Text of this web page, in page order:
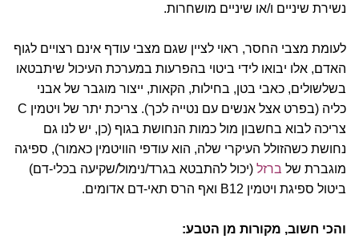
נשירת שיניים ו/או שיניים מושחרות.
לעומת מצבי החסר, ראוי לציין שגם מצבי עודף אינם רצויים לגוף
האדם, אלו יבואו לידי ביטוי בהפרעות במערכת העיכול שיתבטאו
בשלשולים, כאבי בטן, בחילות, הקאות, ייצור מוגבר של אבני
כליה (בפרט אצל אנשים עם נטייה לכך). צריכת יתר של ויטמין C
צריכה לבוא בחשבון מול כמות הנחושת בגוף (כן, יש לנו גם
נחושת כשהזולל העיקרי שלה, הוא עודפי הוויטמין כאמור), ספיגה
מוגברת של ברזל(יכול להתבטא בגרד/נימול/שקיעה בכלי-דם)
ביטול ספיגת ויטמין B12 ואף הרס תאי-דם אדומים.
והכי חשוב, מקורות מן הטבע: